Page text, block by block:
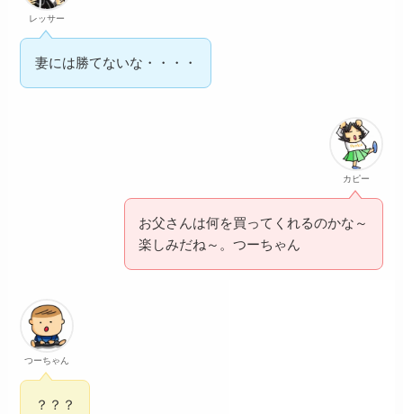
レッサー
妻には勝てないな・・・・
カピー
お父さんは何を買ってくれるのかな～
楽しみだね～。つーちゃん
つーちゃん
？？？